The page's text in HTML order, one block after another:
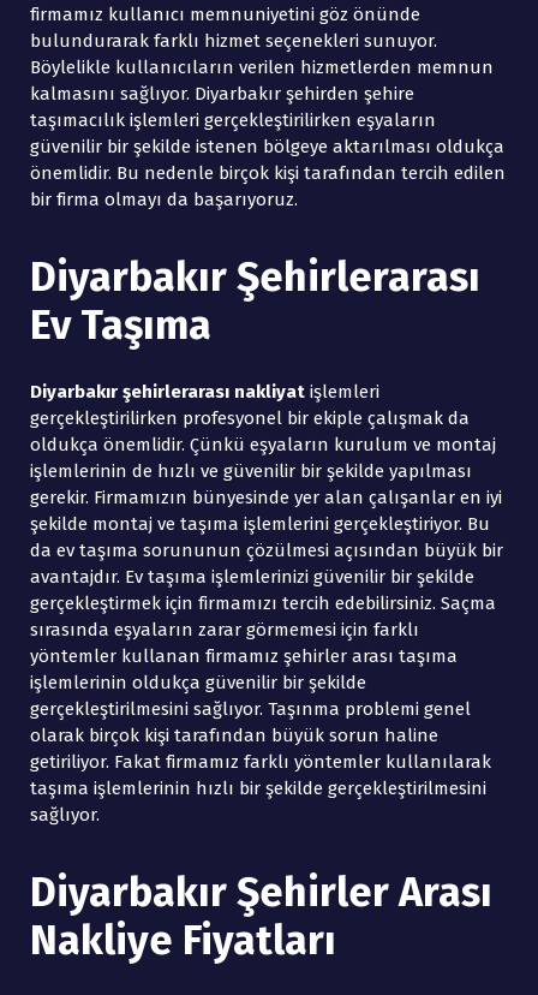
firmamız kullanıcı memnuniyetini göz önünde
bulundurarak farklı hizmet seçenekleri sunuyor.
Böylelikle kullanıcıların verilen hizmetlerden memnun
kalmasını sağlıyor. Diyarbakır şehirden şehire
taşımacılık işlemleri gerçekleştirilirken eşyaların
güvenilir bir şekilde istenen bölgeye aktarılması oldukça
önemlidir. Bu nedenle birçok kişi tarafından tercih edilen
bir firma olmayı da başarıyoruz.
Diyarbakır Şehirlerarası
Ev Taşıma
Diyarbakır şehirlerarası nakliyat işlemleri
gerçekleştirilirken profesyonel bir ekiple çalışmak da
oldukça önemlidir. Çünkü eşyaların kurulum ve montaj
işlemlerinin de hızlı ve güvenilir bir şekilde yapılması
gerekir. Firmamızın bünyesinde yer alan çalışanlar en iyi
şekilde montaj ve taşıma işlemlerini gerçekleştiriyor. Bu
da ev taşıma sorununun çözülmesi açısından büyük bir
avantajdır. Ev taşıma işlemlerinizi güvenilir bir şekilde
gerçekleştirmek için firmamızı tercih edebilirsiniz. Saçma
sırasında eşyaların zarar görmemesi için farklı
yöntemler kullanan firmamız şehirler arası taşıma
işlemlerinin oldukça güvenilir bir şekilde
gerçekleştirilmesini sağlıyor. Taşınma problemi genel
olarak birçok kişi tarafından büyük sorun haline
getiriliyor. Fakat firmamız farklı yöntemler kullanılarak
taşıma işlemlerinin hızlı bir şekilde gerçekleştirilmesini
sağlıyor.
Diyarbakır Şehirler Arası
Nakliye Fiyatları